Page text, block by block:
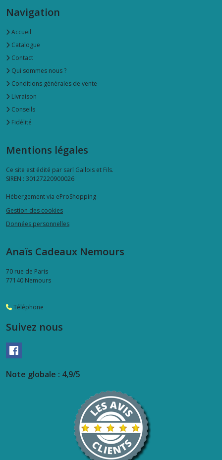
Navigation
Accueil
Catalogue
Contact
Qui sommes nous ?
Conditions générales de vente
Livraison
Conseils
Fidélité
Mentions légales
Ce site est édité par sarl Gallois et Fils.
SIREN : 30127220900026
Hébergement via eProShopping
Gestion des cookies
Données personnelles
Anaïs Cadeaux Nemours
70 rue de Paris
77140 Nemours
Téléphone
Suivez nous
Note globale : 4,9/5